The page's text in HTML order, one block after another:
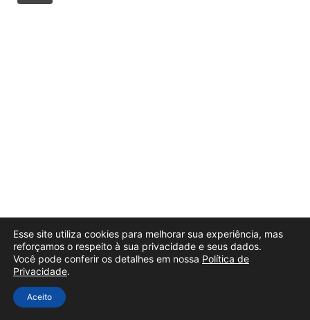
Esse site utiliza cookies para melhorar sua experiência, mas
reforçamos o respeito à sua privacidade e seus dados.
Você pode conferir os detalhes em nossa Política de
Privacidade.
Aceito